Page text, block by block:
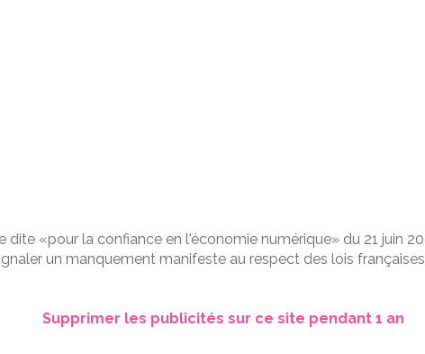
«pour la confiance en l'économie numérique» du 21 juin
un manquement manifeste au respect des lois
Supprimer les publicités sur ce site pendant 1 an